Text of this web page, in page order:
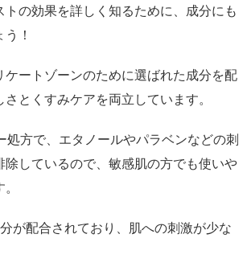
トの効果を詳しく知るために、成分にも
！
ケートゾーンのために選ばれた成分を配
とくすみケアを両立しています。
処方で、エタノールやパラベンなどの刺
除しているので、敏感肌の方でも使いや
が配合されており、肌への刺激が少な